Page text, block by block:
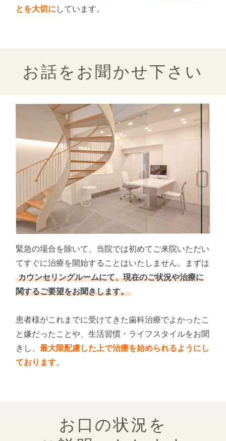
とを大切に しています。
お話をお聞かせ下さい
緊急の場合を除いて、当院では初めてご来院いただい
てすぐに治療を開始することはいたしません。まずは
カウンセリングルームにて、現在のご状況や治療に
関するご要望をお聞きします。
患者様がこれまでに受けてきた歯科治療でよかったこ
と嫌だったことや、生活習慣・ライフスタイルをお聞
きし、 最大限配慮した上で治療を始められるようにし
ております。
お口の状況を